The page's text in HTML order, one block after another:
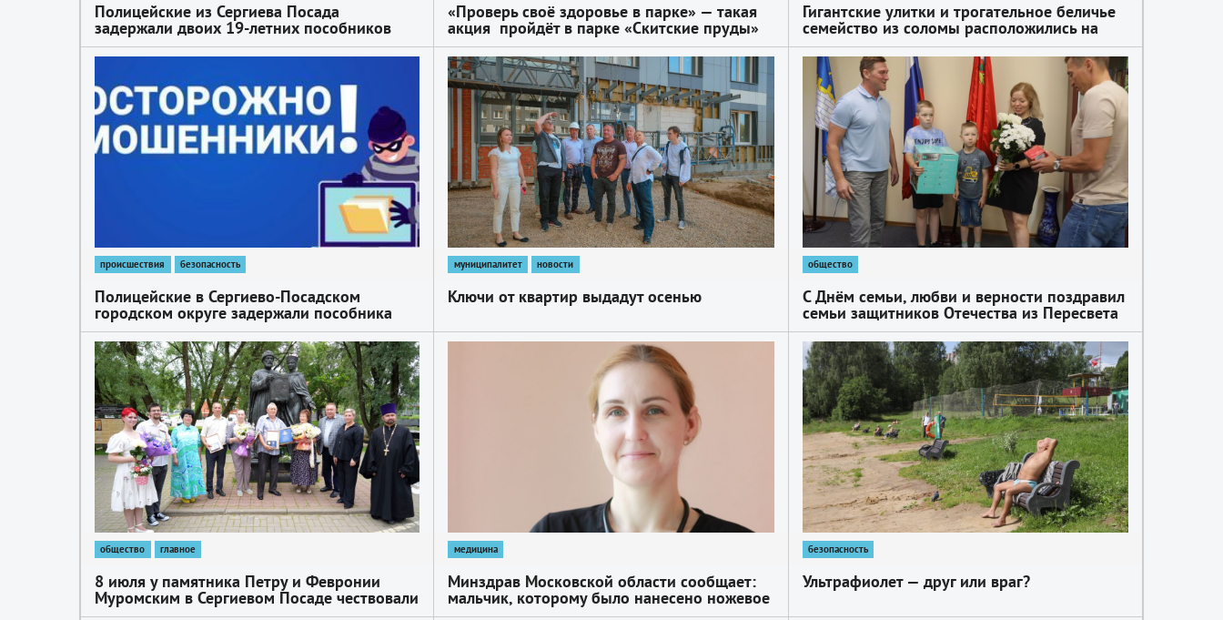
Полицейские из Сергиева Посада
задержали двоих 19-летних пособников
телефонных мошенников, обманувших
трёх пенсионерок на сумму более 2
миллионов рублей
«Проверь своё здоровье в парке» — такая
акция пройдёт в парке «Скитские пруды»
12 июля
Гигантские улитки и трогательное беличье
семейство из соломы расположились на
берегу лесопарковой зоны «Загорское
море»
происшествия безопасность
Полицейские в Сергиево-Посадском
городском округе задержали пособника
телефонных мошенников, пытавшихся
похитить у 86-летнего пенсионера почти
миллион рублей
1
муниципалитет новости
Ключи от квартир выдадут осенью
общество
С Днём семьи, любви и верности поздравил
семьи защитников Отечества из Пересвета
депутат Московской областной Думы
Александр Легков
1
общество главное
8 июля у памятника Петру и Февронии
Муромским в Сергиевом Посаде чествовали
юбиляров и молодожёнов
медицина
Минздрав Московской области сообщает:
мальчик, которому было нанесено ножевое
ранение, выписан
1
безопасность
Ультрафиолет — друг или враг?